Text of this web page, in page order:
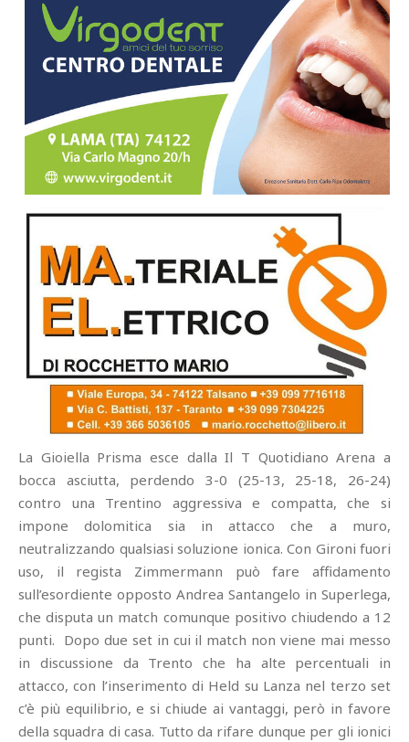
La Gioiella Prisma esce dalla Il T Quotidiano Arena a
bocca asciutta, perdendo 3-0 (25-13, 25-18, 26-24)
contro una Trentino aggressiva e compatta, che si
impone dolomitica sia in attacco che a muro,
neutralizzando qualsiasi soluzione ionica. Con Gironi fuori
uso, il regista Zimmermann può fare affidamento
sull’esordiente opposto Andrea Santangelo in Superlega,
che disputa un match comunque positivo chiudendo a 12
punti. Dopo due set in cui il match non viene mai messo
in discussione da Trento che ha alte percentuali in
attacco, con l’inserimento di Held su Lanza nel terzo set
c’è più equilibrio, e si chiude ai vantaggi, però in favore
della squadra di casa. Tutto da rifare dunque per gli ionici